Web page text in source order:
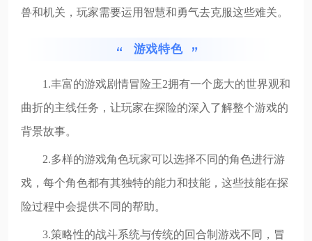
兽和机关，玩家需要运用智慧和勇气去克服这些难关。
游戏特色
1.丰富的游戏剧情冒险王2拥有一个庞大的世界观和
曲折的主线任务，让玩家在探险的深入了解整个游戏的
背景故事。
2.多样的游戏角色玩家可以选择不同的角色进行游
戏，每个角色都有其独特的能力和技能，这些技能在探
险过程中会提供不同的帮助。
3.策略性的战斗系统与传统的回合制游戏不同，冒